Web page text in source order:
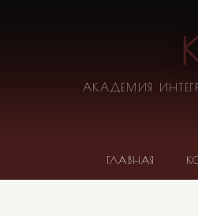
АКАДЕМИЯ
ГЛАВНАЯ